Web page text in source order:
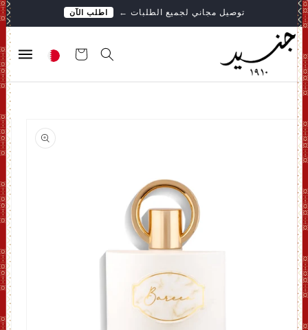
المحتوى
توصيل مجاني لجميع الطلبات ← اطلب الآن
التسوق